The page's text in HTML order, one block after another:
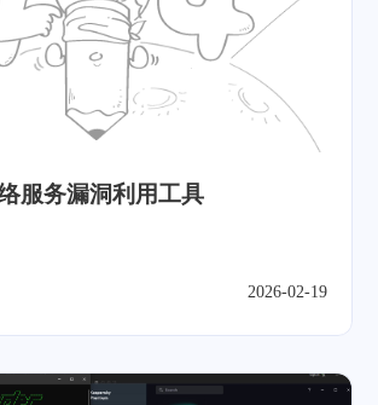
服务漏洞利用工具
2026-02-19